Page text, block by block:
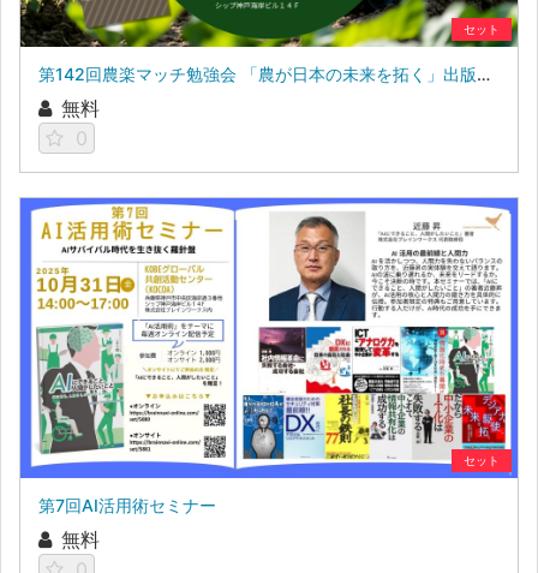
セット
第142回農楽マッチ勉強会 「農が日本の未来を拓く」出版記念セミナー
無料
0
セット
第7回AI活用術セミナー
無料